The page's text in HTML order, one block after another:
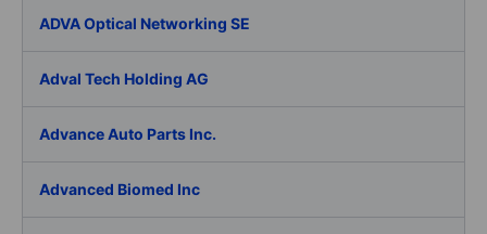
ADVA Optical Networking SE
Adval Tech Holding AG
Advance Auto Parts Inc.
Advanced Biomed Inc